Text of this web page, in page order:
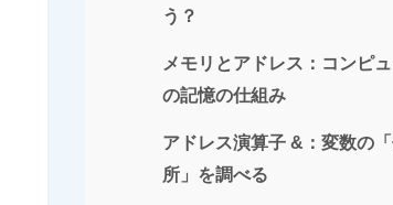
う？
メモリとアドレス：コンピ
の記憶の仕組み
アドレス演算子 &：変数の
所」を調べる